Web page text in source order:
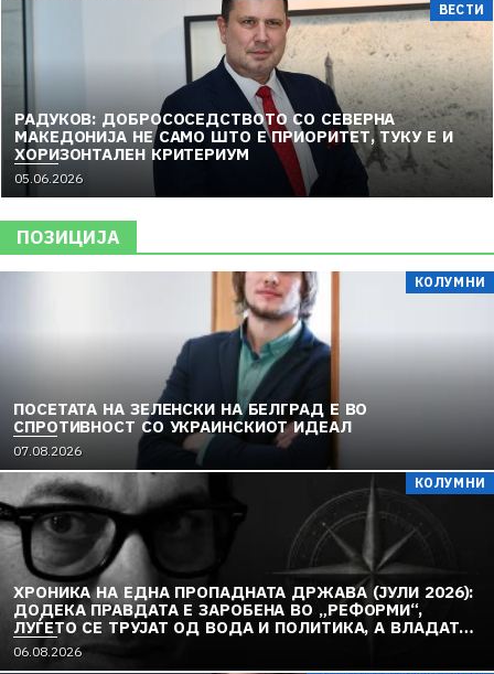
ВЕСТИ
РАДУКОВ: ДОБРОСОСЕДСТВОТО СО СЕВЕРНА
МАКЕДОНИЈА НЕ САМО ШТО Е ПРИОРИТЕТ, ТУКУ Е И
ХОРИЗОНТАЛЕН КРИТЕРИУМ
05.06.2026
ПОЗИЦИЈА
КОЛУМНИ
ПОСЕТАТА НА ЗЕЛЕНСКИ НА БЕЛГРАД Е ВО
СПРОТИВНОСТ СО УКРАИНСКИОТ ИДЕАЛ
07.08.2026
КОЛУМНИ
ХРОНИКА НА ЕДНА ПРОПАДНАТА ДРЖАВА (ЈУЛИ 2026):
ДОДЕКА ПРАВДАТА Е ЗАРОБЕНА ВО „РЕФОРМИ“,
ЛУЃЕТО СЕ ТРУЈАТ ОД ВОДА И ПОЛИТИКА, А ВЛАДАТА
И ОПОЗИЦИЈАТА СЕ „РЕКОНСТРУИРААТ“ – ЗЕМЈАТА
ТОНЕ ВО „ДОСТОИНСТВО“ И МОЛЧИ ПРЕД УКРАИНА
06.08.2026